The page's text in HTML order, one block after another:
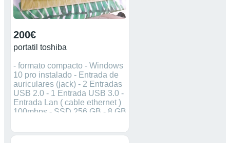
200€
portatil toshiba
- formato compacto - Windows
10 pro instalado - Entrada de
auriculares (jack) - 2 Entradas
USB 2.0 - 1 Entrada USB 3.0 -
Entrada Lan ( cable ethernet )
100mbps - SSD 256 GB - 8 GB
Celeron. - Este portátil está